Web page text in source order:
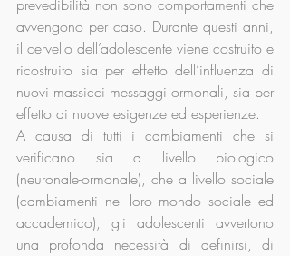
prevedibilità non sono comportamenti che
avvengono per caso. Durante questi anni,
il cervello dell’adolescente viene costruito e
ricostruito sia per effetto dell’influenza di
nuovi massicci messaggi ormonali, sia per
effetto di nuove esigenze ed esperienze.
A causa di tutti i cambiamenti che si
verificano sia a livello biologico
(neuronale-ormonale), che a livello sociale
(cambiamenti nel loro mondo sociale ed
accademico), gli adolescenti avvertono
una profonda necessità di definirsi, di